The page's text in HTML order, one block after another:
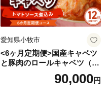
愛知県小牧市
<6ヶ月定期便>国産キャベツ
と豚肉のロールキャベツ（6P
90,000円